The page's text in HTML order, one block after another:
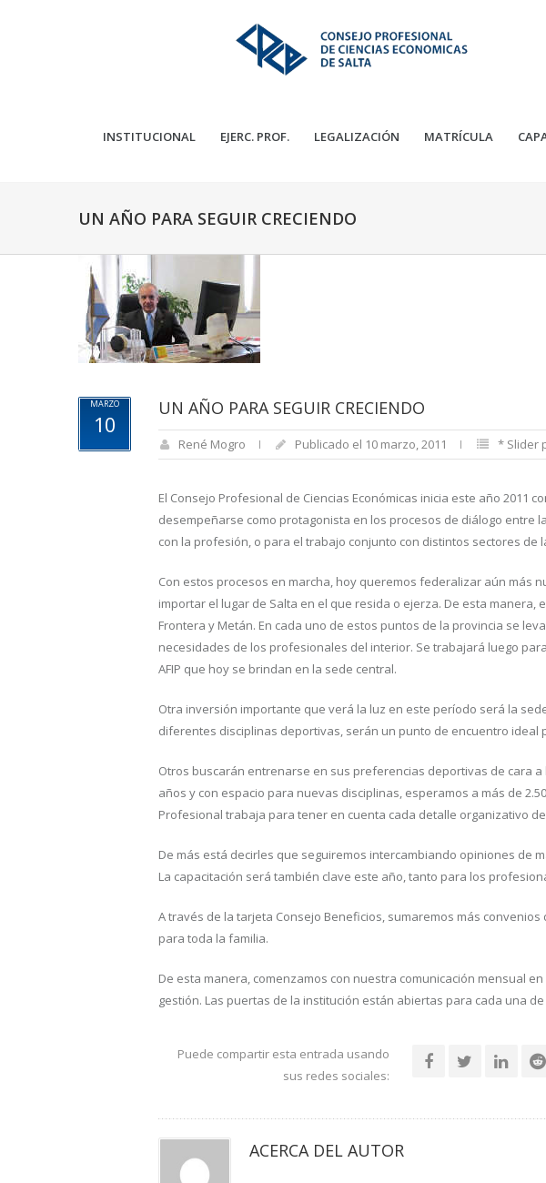
INSTITUCIONAL EJERC. PROF. LEGALIZACIÓN MATRÍCULA
UN AÑO PARA SEGUIR CRECIENDO
MARZO
10
UN AÑO PARA SEGUIR CRECIENDO
René Mogro Publicado el 10 marzo, 2011 * Slider
El Consejo Profesional de Ciencias Económicas inicia este año
desempeñarse como protagonista en los procesos de diálogo entre
con la profesión, o para el trabajo conjunto con distintos sectores de
Con estos procesos en marcha, hoy queremos federalizar aún más
importar el lugar de Salta en el que resida o ejerza. De esta manera,
Frontera y Metán. En cada uno de estos puntos de la provincia se
necesidades de los profesionales del interior. Se trabajará luego
AFIP que hoy se brindan en la sede central.
Otra inversión importante que verá la luz en este período será la
diferentes disciplinas deportivas, serán un punto de encuentro ideal
Otros buscarán entrenarse en sus preferencias deportivas de cara
años y con espacio para nuevas disciplinas, esperamos a más de
Profesional trabaja para tener en cuenta cada detalle organizativo
De más está decirles que seguiremos intercambiando opiniones de
La capacitación será también clave este año, tanto para los
A través de la tarjeta Consejo Beneficios, sumaremos más
para toda la familia.
De esta manera, comenzamos con nuestra comunicación mensual
gestión. Las puertas de la institución están abiertas para cada una
Puede compartir esta entrada usando
sus redes sociales:
ACERCA DEL AUTOR